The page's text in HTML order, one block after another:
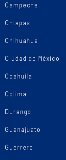
Campeche
Chiapas
Chihuahua
Ciudad de México
Coahuila
Colima
Durango
Guanajuato
Guerrero